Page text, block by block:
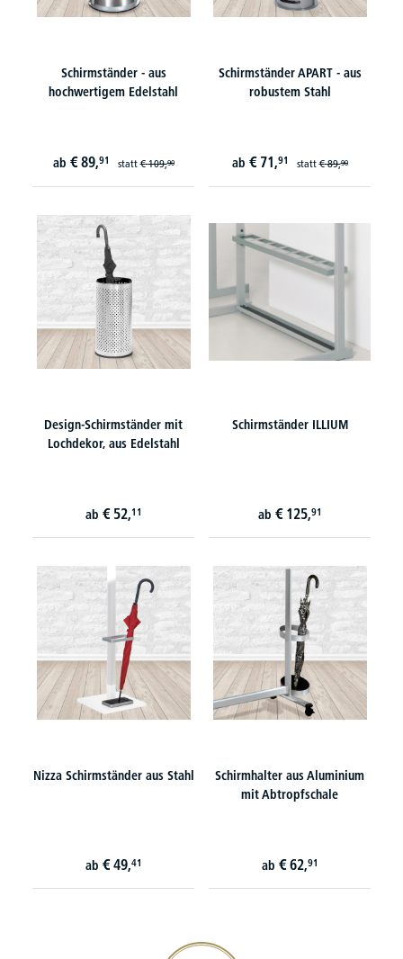
Schirmständer - aus
hochwertigem Edelstahl
ab € 89,91 statt€ 109,90
Schirmständer APART - aus
robustem Stahl
ab € 71,91 statt€ 89,90
Design-Schirmständer mit
Lochdekor, aus Edelstahl
ab € 52,11
Schirmständer ILLIUM
ab € 125,91
Nizza Schirmständer aus Stahl
ab € 49,41
Schirmhalter aus Aluminium
mit Abtropfschale
ab € 62,91
20€ Gutschein sichern